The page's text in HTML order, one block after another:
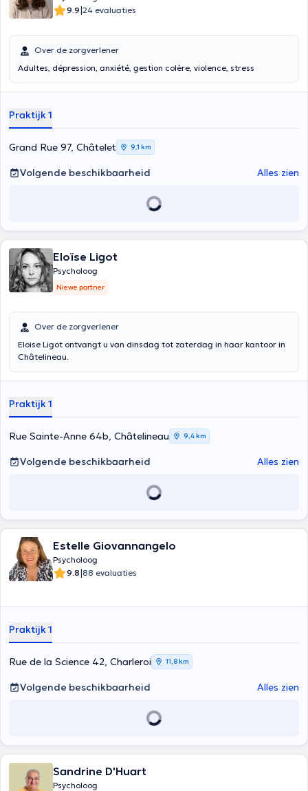
9.9|24 evaluaties
Over de zorgverlener
Adultes, dépression, anxiété, gestion colère, violence, stress
Praktijk 1
Grand Rue 97, Châtelet 9,1 km
Volgende beschikbaarheid Alles zien
Eloïse Ligot
Psycholoog
Niewe partner
Over de zorgverlener
Eloise Ligot ontvangt u van dinsdag tot zaterdag in haar kantoor in
Châtelineau.
Praktijk 1
Rue Sainte-Anne 64b, Châtelineau 9,4 km
Volgende beschikbaarheid Alles zien
Estelle Giovannangelo
Psycholoog
9.8|88 evaluaties
Praktijk 1
Rue de la Science 42, Charleroi 11,8 km
Volgende beschikbaarheid Alles zien
Sandrine D'Huart
Psycholoog